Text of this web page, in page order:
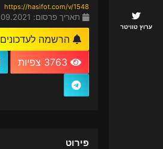
ערוץ טוויטר
https://hasifot.com/v/1548
תאריך פרסום: 26.09.2021 14:11
הרשמה לעדכונים
פירוט